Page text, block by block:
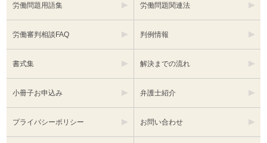
労働問題用語集 労働問題関連法
労働審判相談FAQ 判例情報
書式集 解決までの流れ
小冊子お申込み 弁護士紹介
プライバシーポリシー お問い合わせ